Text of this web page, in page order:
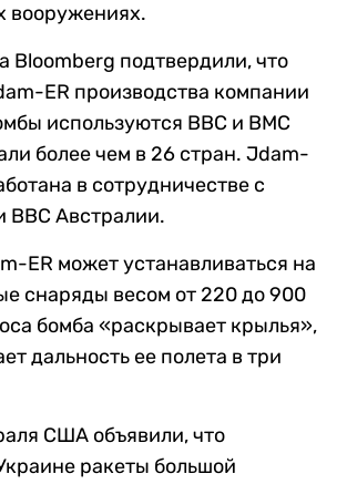
вооружениях.
Bloomberg подтвердили, что
ER производства компании
используются BBC и ВМС
более чем в 26 стран. Jdam-
в сотрудничестве с
ВВС Австралии.
ER может устанавливаться на
снаряды весом от 220 до 900
бомба «раскрывает крылья»,
дальность ее полета в три
США объявили, что
ракеты большой